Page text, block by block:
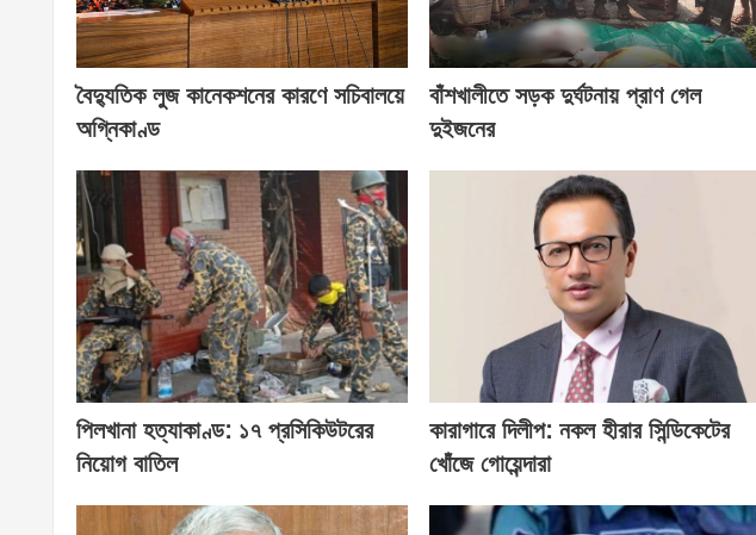
বৈদ্যুতিক লুজ কানেকশনের কারণে সচিবালয়ে
অগ্নিকাণ্ড
বাঁশখালীতে সড়ক দুর্ঘটনায় প্রাণ গেল
দুইজনের
পিলখানা হত্যাকাণ্ড: ১৭ প্রসিকিউটরের
নিয়োগ বাতিল
কারাগারে দিলীপ: নকল হীরার সিন্ডিকেটের
খোঁজে গোয়েন্দারা